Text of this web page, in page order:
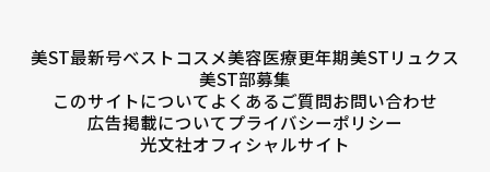
美ST最新号ベストコスメ美容医療更年期美STリュクス
美ST部募集
このサイトについてよくあるご質問お問い合わせ
広告掲載についてプライバシーポリシー
光文社オフィシャルサイト